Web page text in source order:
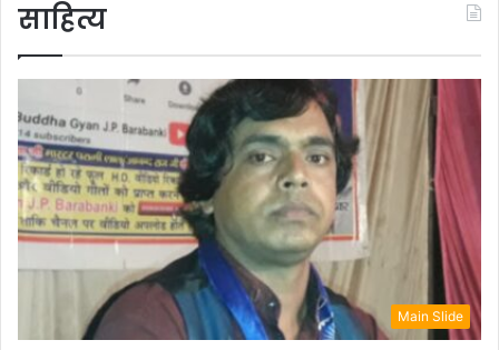
साहित्य
Main Slide